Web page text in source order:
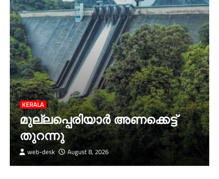
KERALA
മുല്ലപ്പെരിയാര്‍ അണക്കെട്ട്
തുറന്നു
web-desk August 8, 2026